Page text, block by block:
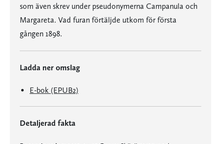
som även skrev under pseudonymerna Campanula och
Margareta. Vad furan förtäljde utkom för första
gången 1898.
Ladda ner omslag
E-bok (EPUB2)
Detaljerad fakta